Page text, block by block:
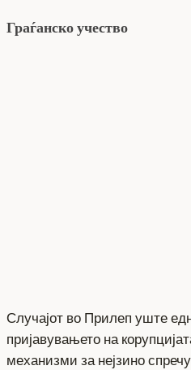
Граѓанско учество
Случајот во Прилеп уште
пријавувањето на
механизми за нејзино